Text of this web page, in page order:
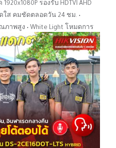
รองรับ HDTVI AHD
ดใส คมชัดตลอดวัน 24 ชม. •
าพสูง • White Light โหมดการ
วเก็บรายละเอียดบุคคลทะเบียน
เมตร • ระยะแสงไฟจากกล้อง
ย ทนแดด กันน้ำา มาตรฐาน IP67